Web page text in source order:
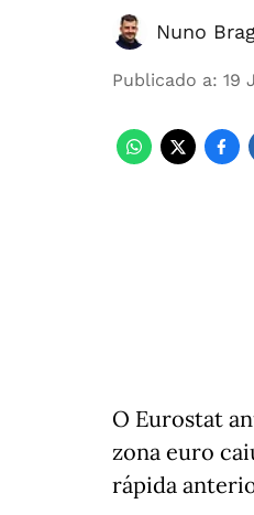
Nuno
Publicado a: 19
O Eurostat
zona euro
rápida